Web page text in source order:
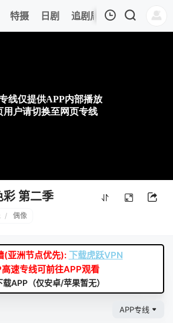
特摄 日剧 追剧周表 今日更新
第二季
/ 偶像
(亚洲节点优先): 下载虎跃VPN
速专线可前往APP观看
载APP（仅安卓/苹果暂无）
APP专线